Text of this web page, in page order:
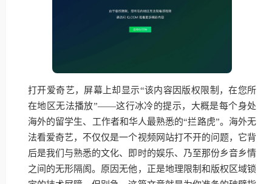
打开爱奇艺，屏幕上却显示“该内容因版权限制，在您所
在地区无法播放”——这行冰冷的提示，大概是每个身处
海外的留学生、工作者和华人最熟悉的“拦路虎”。海外无
法看爱奇艺，不仅仅是一个视频网站打不开的问题，它背
后是我们与熟悉的文化、即时的娱乐、乃至那份乡音乡情
之间的无形隔阂。原因无他，正是地理限制和版权区域锁